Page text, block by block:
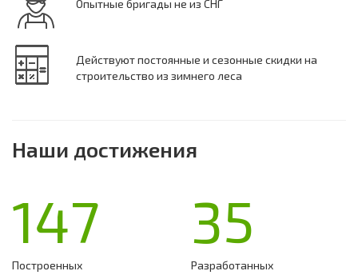
Опытные бригады не из СНГ
Действуют постоянные и сезонные скидки на
строительство из зимнего леса
Наши достижения
147
Построенных
35
Разработанных